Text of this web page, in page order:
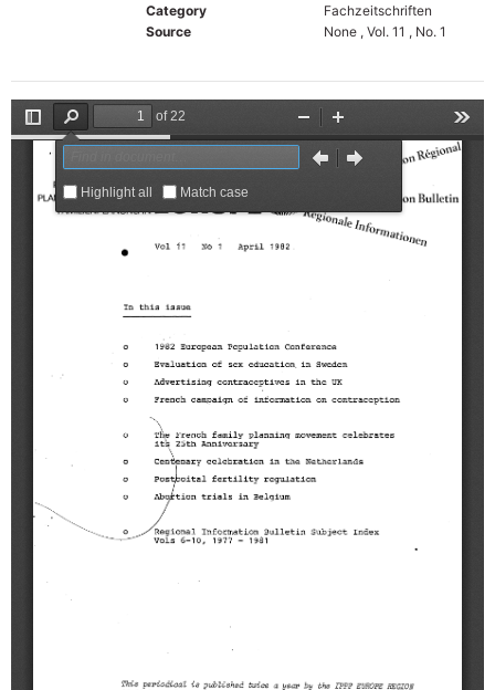
Category
Fachzeitschriften
Source
None , Vol. 11 , No. 1